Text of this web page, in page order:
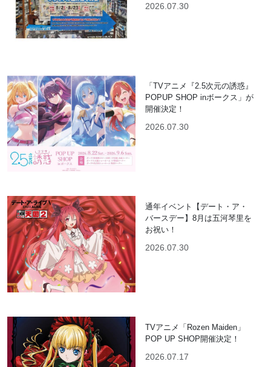
2026.07.30
「TVアニメ『2.5次元の誘惑』
POPUP SHOP inボークス」が
開催決定！
2026.07.30
通年イベント【デート・ア・
バースデー】8月は五河琴里を
お祝い！
2026.07.30
TVアニメ「Rozen Maiden」
POP UP SHOP開催決定！
2026.07.17